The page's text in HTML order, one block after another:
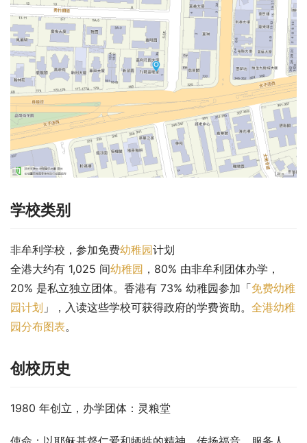
学校类别
非牟利学校，参加免费幼稚园计划
全港大约有 1,025 间幼稚园 ，80% 由非牟利团体办学，
20% 是私立独立团体。香港有 73% 幼稚园参加「免费幼稚
园计划 」，入读这些学校可获得政府的学费资助。 全港幼稚
园分布图表。
创校历史
1980 年创立，办学团体：灵粮堂